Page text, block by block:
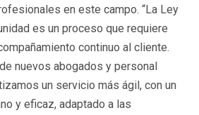
en este campo. “La Ley
es un proceso que requiere
continuo al cliente.
nuevos abogados y personal
un servicio más ágil, con un
y eficaz, adaptado a las